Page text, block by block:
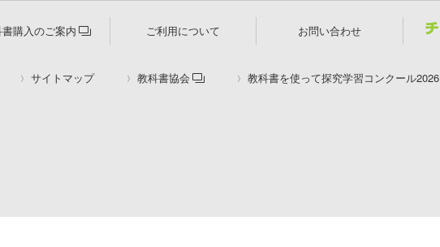
購入のご案内 ご利用について お問い合わせ
サイトマップ 教科書協会 教科書を使って探究学習コンクール2026